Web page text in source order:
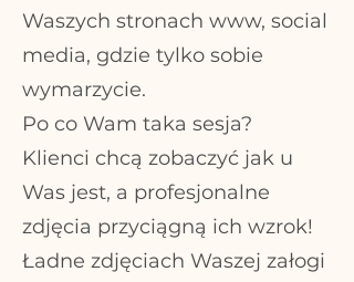
Waszych stronach www, social
media, gdzie tylko sobie
wymarzycie.
Po co Wam taka sesja?
Klienci chcą zobaczyć jak u
Was jest, a profesjonalne
zdjęcia przyciągną ich wzrok!
Ładne zdjęciach Waszej załogi